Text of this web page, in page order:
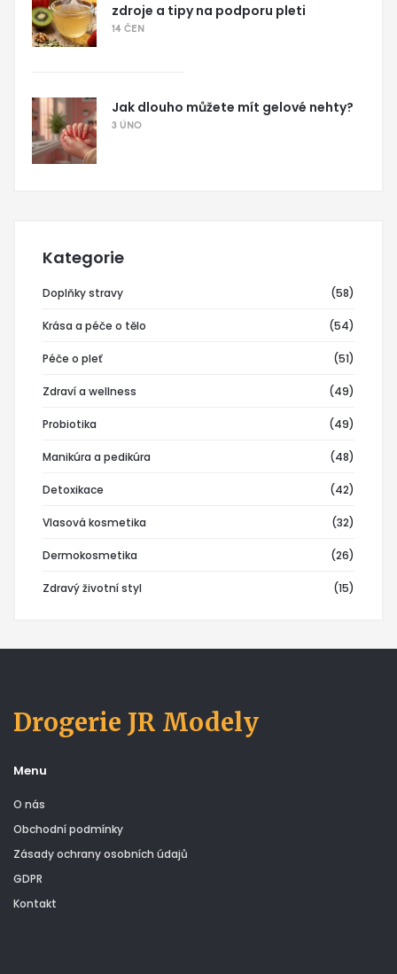
zdroje a tipy na podporu pleti
14 ČEN
Jak dlouho můžete mít gelové nehty?
3 ÚNO
Kategorie
Doplňky stravy (58)
Krása a péče o tělo (54)
Péče o pleť (51)
Zdraví a wellness (49)
Probiotika (49)
Manikúra a pedikúra (48)
Detoxikace (42)
Vlasová kosmetika (32)
Dermokosmetika (26)
Zdravý životní styl (15)
Drogerie JR Modely
Menu
O nás
Obchodní podmínky
Zásady ochrany osobních údajů
GDPR
Kontakt